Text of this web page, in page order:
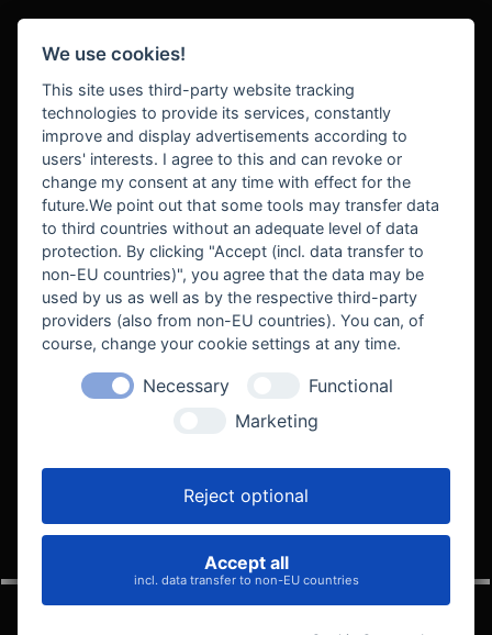
BEKANNT AUS
VELOCITY AUTOMOTIVE
We use cookies!
This site uses third-party website tracking
technologies to provide its services, constantly
improve and display advertisements according to
users' interests. I agree to this and can revoke or
change my consent at any time with effect for the
future.We point out that some tools may transfer data
to third countries without an adequate level of data
protection. By clicking "Accept (incl. data transfer to
non-EU countries)", you agree that the data may be
used by us as well as by the respective third-party
providers (also from non-EU countries). You can, of
course, change your cookie settings at any time.
Necessary
Functional
Marketing
Reject optional
Accept all
incl. data transfer to non-EU countries